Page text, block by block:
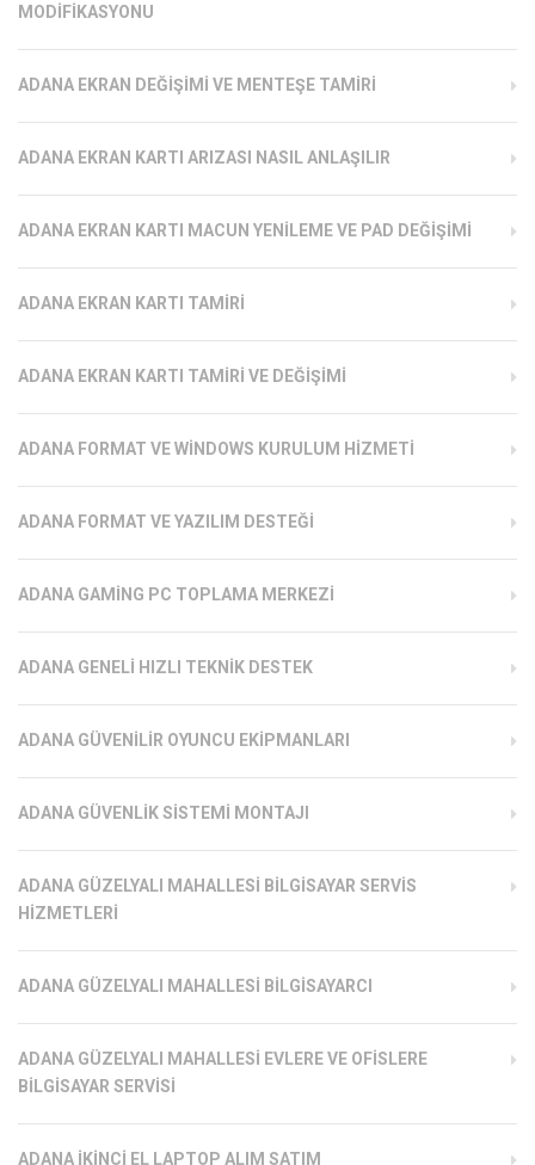
MODIFIKASYONU
ADANA EKRAN DEĞIŞIMI VE MENTEŞE TAMIRI
ADANA EKRAN KARTI ARIZASI NASIL ANLAŞILIR
ADANA EKRAN KARTI MACUN YENILEME VE PAD DEĞIŞIMI
ADANA EKRAN KARTI TAMIRI
ADANA EKRAN KARTI TAMIRI VE DEĞIŞIMI
ADANA FORMAT VE WINDOWS KURULUM HIZMETI
ADANA FORMAT VE YAZILIM DESTEĞI
ADANA GAMING PC TOPLAMA MERKEZI
ADANA GENELI HIZLI TEKNIK DESTEK
ADANA GÜVENILIR OYUNCU EKIPMANLARI
ADANA GÜVENLIK SISTEMI MONTAJI
ADANA GÜZELYALI MAHALLESI BILGISAYAR SERVIS
HIZMETLERI
ADANA GÜZELYALI MAHALLESI BILGISAYARCI
ADANA GÜZELYALI MAHALLESI EVLERE VE OFISLERE
BILGISAYAR SERVISI
ADANA İKINCI EL LAPTOP ALIM SATIM